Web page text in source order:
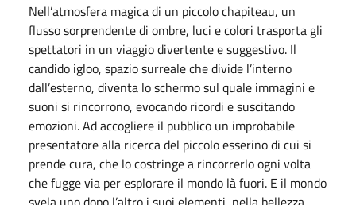
Nell’atmosfera magica di un piccolo chapiteau, un
flusso sorprendente di ombre, luci e colori trasporta gli
spettatori in un viaggio divertente e suggestivo. Il
candido igloo, spazio surreale che divide l’interno
dall’esterno, diventa lo schermo sul quale immagini e
suoni si rincorrono, evocando ricordi e suscitando
emozioni. Ad accogliere il pubblico un improbabile
presentatore alla ricerca del piccolo esserino di cui si
prende cura, che lo costringe a rincorrerlo ogni volta
che fugge via per esplorare il mondo là fuori. E il mondo